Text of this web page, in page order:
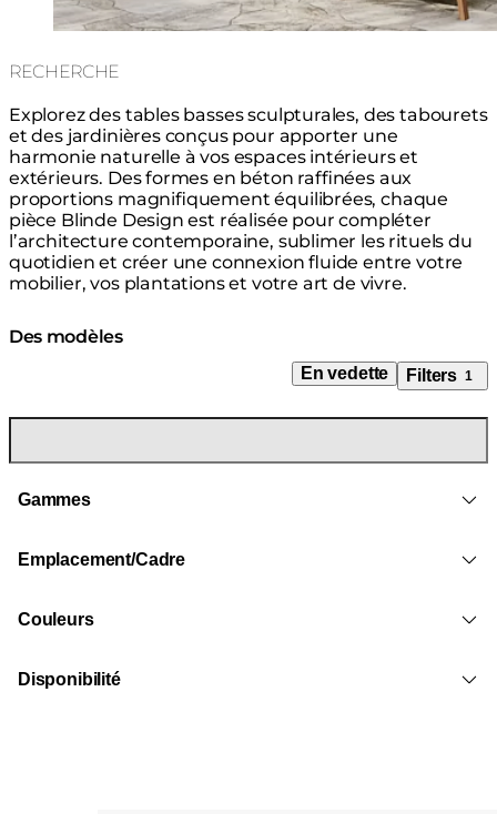
RECHERCHE
Explorez des tables basses sculpturales, des tabourets
et des jardinières conçus pour apporter une
harmonie naturelle à vos espaces intérieurs et
extérieurs. Des formes en béton raffinées aux
proportions magnifiquement équilibrées, chaque
pièce Blinde Design est réalisée pour compléter
l’architecture contemporaine, sublimer les rituels du
quotidien et créer une connexion fluide entre votre
mobilier, vos plantations et votre art de vivre.
Des modèles
En vedette Filters 1
Gammes
Emplacement/Cadre
Couleurs
Disponibilité